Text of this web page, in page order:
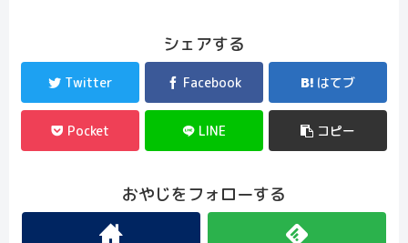
シェアする
Twitter Facebook はてブ
Pocket LINE コピー
おやじをフォローする